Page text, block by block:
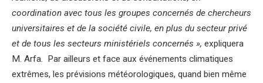
coordination avec tous les groupes concernés de chercheurs
universitaires et de la société civile, en plus du secteur privé
et de tous les secteurs ministériels concernés », expliquera
M. Arfa. Par ailleurs et face aux événements climatiques
extrêmes, les prévisions météorologiques, quand bien même